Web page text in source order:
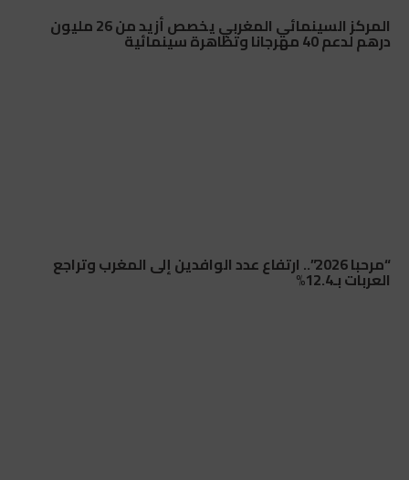
المركز السينمائي المغربي يخصص أزيد من 26 مليون
درهم لدعم 40 مهرجانا وتظاهرة سينمائية
“مرحبا 2026”.. ارتفاع عدد الوافدين إلى المغرب وتراجع
العربات بـ12.4%